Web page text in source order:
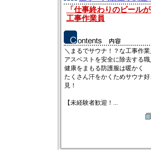
「仕事終わりのビール
工事作業員
＼まるでサウナ！？な工事作業
アスベストを安全に除去する
健康をまもる防護服は暖かく
たくさん汗をかくためサウナ
見！
【未経験者歓迎！...